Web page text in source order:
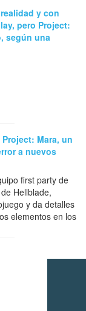
y con
pero Project:
según una
Mara, un
a nuevos
first party de
Hellblade,
y da detalles
elementos en los